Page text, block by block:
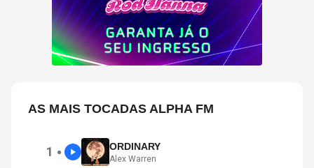
AS MAIS TOCADAS ALPHA FM
1 ● ORDINARY
Alex Warren